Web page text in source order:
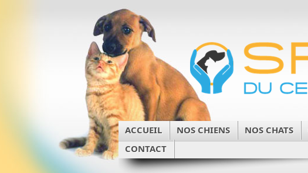
ACCUEIL NOS CHIENS NOS CHATS
CONTACT